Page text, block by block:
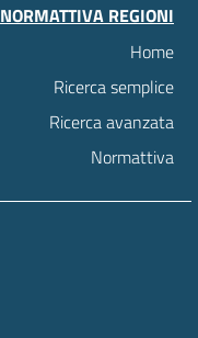
NORMATTIVA REGIONI
Home
Ricerca semplice
Ricerca avanzata
Normattiva